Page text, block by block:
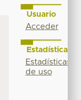
Usuario
Acceder
Estadísticas
Estadísticas
de uso